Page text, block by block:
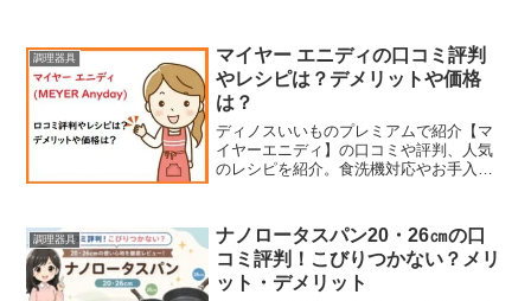
調理器具
マイヤー エニディの口コミ評判
やレシピは？デメリットや価格
は？
ディノスいいものプレミアムで紹介【マ
イヤーエニディ】の口コミや評判、人気
のレシピを紹介。食洗機対応やお手入れ
簡単においしい料理が作れるマイヤーエ
ニディの魅力を徹底解剖！
調理器具
ナノロータスパン20・26㎝の口
コミ評判！こびりつかない？メリ
ット・デメリット